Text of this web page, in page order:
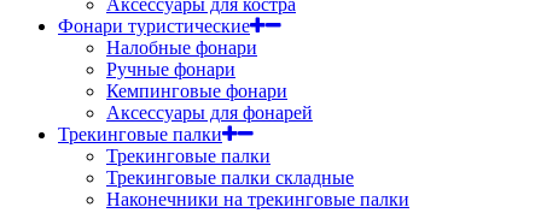
Аксессуары для костра
Фонари туристические
Налобные фонари
Ручные фонари
Кемпинговые фонари
Аксессуары для фонарей
Трекинговые палки
Трекинговые палки
Трекинговые палки складные
Наконечники на трекинговые палки